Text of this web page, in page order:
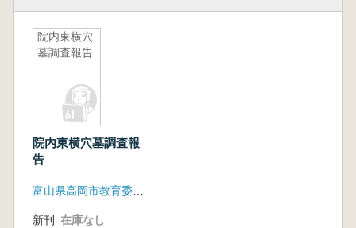
院内東横穴
墓調査報告
院内東横穴墓調査報
告
新刊 在庫なし